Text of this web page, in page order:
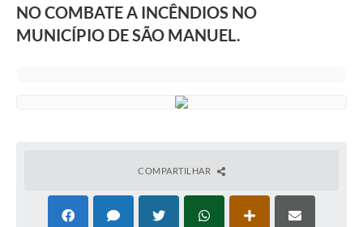
NO COMBATE A INCÊNDIOS NO
MUNICÍPIO DE SÃO MANUEL.
COMPARTILHAR